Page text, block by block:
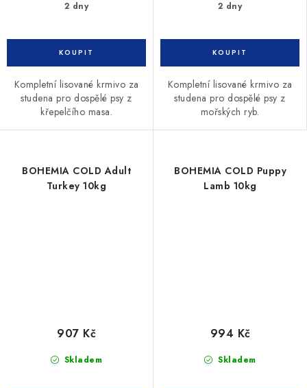
2 dny
Kompletní lisované krmivo za
studena pro dospělé psy z
křepelčího masa.
2 dny
Kompletní lisované krmivo za
studena pro dospělé psy z
mořských ryb.
BOHEMIA COLD Adult
Turkey 10kg
Skladem
907 Kč
BOHEMIA COLD Puppy
Lamb 10kg
Skladem
994 Kč